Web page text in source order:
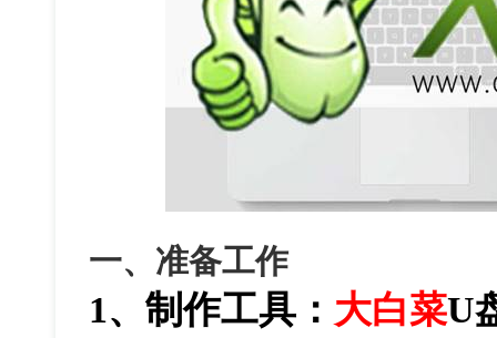
一、准备工作
1、制作工具： 大白菜U